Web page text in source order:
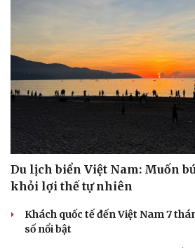
Du lịch biển Việt Nam: Muốn
khỏi lợi thế tự nhiên
Khách quốc tế đến Việt Nam 7
số nổi bật